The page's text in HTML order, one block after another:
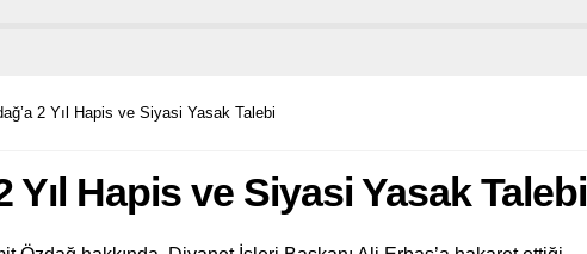
2 Yıl Hapis ve Siyasi Yasak Talebi
Yıl Hapis ve Siyasi Yasak Talebi